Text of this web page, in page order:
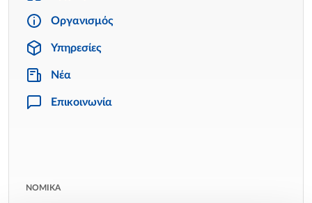
Οργανισμός
Υπηρεσίες
Νέα
Επικοινωνία
ΝΟΜΙΚΑ